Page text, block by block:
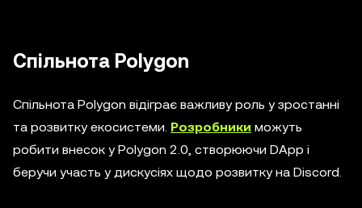
Спільнота Polygon
Спільнота Polygon відіграє важливу роль у зростанні
та розвитку екосистеми. Розробники можуть
робити внесок у Polygon 2.0, створюючи DApp і
беручи участь у дискусіях щодо розвитку на Discord.